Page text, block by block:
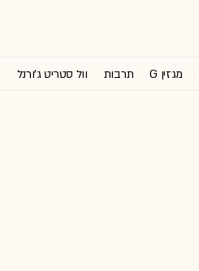
מגזין G תרבות וול סטריט ג'ורנל